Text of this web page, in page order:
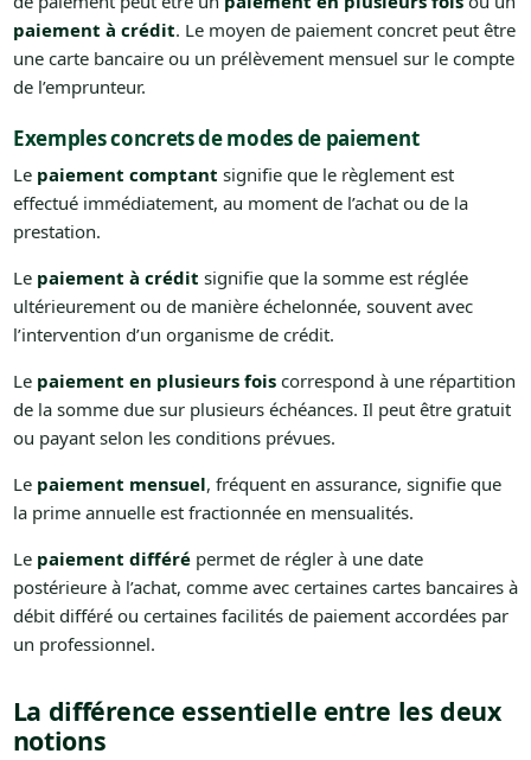
paiement à crédit. Le moyen de paiement concret peut être
une carte bancaire ou un prélèvement mensuel sur le compte
de l’emprunteur.
Exemples concrets de modes de paiement
Le paiement comptant signifie que le règlement est
effectué immédiatement, au moment de l’achat ou de la
prestation.
Le paiement à crédit signifie que la somme est réglée
ultérieurement ou de manière échelonnée, souvent avec
l’intervention d’un organisme de crédit.
Le paiement en plusieurs foiscorrespond à une répartition
de la somme due sur plusieurs échéances. Il peut être gratuit
ou payant selon les conditions prévues.
Le paiement mensuel, fréquent en assurance, signifie que
la prime annuelle est fractionnée en mensualités.
Le paiement différépermet de régler à une date
postérieure à l’achat, comme avec certaines cartes bancaires à
débit différé ou certaines facilités de paiement accordées par
un professionnel.
La différence essentielle entre les deux
notions